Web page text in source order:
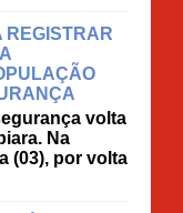
REGISTRAR
volta
Na
(03), por volta